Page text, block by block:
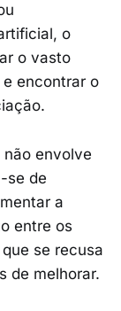
o
o vasto
encontrar o
envolve
se de
a
entre os
se recusa
de melhorar.